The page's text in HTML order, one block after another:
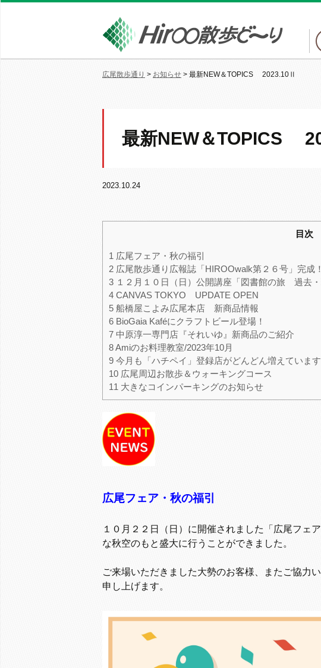
広尾散歩通り > お知らせ > 最新NEW＆TOPICS 2023.10Ⅱ
最新NEW＆TOPICS
2023.10.24
目次
1 広尾フェア・秋の福引
2 広尾散歩通り広報誌「HIROOwalk第２６号」完成！
3 １２月１０日（日）公開講座「図書館の旅 過去・
4 CANVAS TOKYO UPDATE OPEN
5 船橋屋こよみ広尾本店 新商品情報
6 BioGaia Kaféにクラフトビール登場！
7 中原淳一専門店『それいゆ』新商品のご紹介
8Amiのお料理教室/2023年10月
9 今月も「ハチペイ」登録店がどんどん増えていま
10 広尾周辺お散歩＆ウォーキングコース
11 大きなコインパーキングのお知らせ
広尾フェア・秋の福引
１０月２２日（日）に開催されました「広尾フェ
な秋空のもと盛大に行うことができました。
ご来場いただきました大勢のお客様、またご協力
申し上げます。